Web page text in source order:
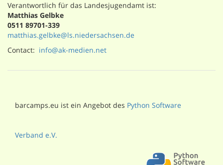
Verantwortlich für das Landesjugendamt ist:
Matthias Gelbke
0511 89701-339
matthias.gelbke@ls.niedersachsen.de
Contact: info@ak-medien.net
barcamps.eu ist ein Angebot des Python Software
Verband e.V.